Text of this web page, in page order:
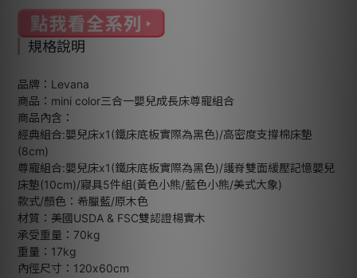
規格說明
品牌：Levana
商品：mini color三合一嬰兒成長床尊寵組合
商品內含：
經典組合:嬰兒床x1(鐵床底板實際為黑色)/高密度支撐棉床墊
(8cm)
尊寵組合:嬰兒床x1(鐵床底板實際為黑色)/護脊雙面緩壓記憶嬰兒
床墊(10cm)/寢具5件組(黃色小熊/藍色小熊/美式大象)
款式/顏色：希臘藍/原木色
材質：美國USDA & FSC雙認證楊實木
承受重量：70kg
重量：17kg
內徑尺寸：120x60cm